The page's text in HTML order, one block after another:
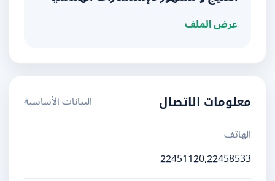
عرض الملف
معلومات الاتصال
البيانات الأساسية
الهاتف
22451120,22458533